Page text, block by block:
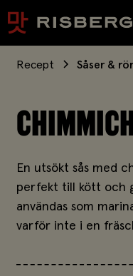
Recept Såser &
En utsökt sås med
perfekt till kött och
användas som
varför inte i en